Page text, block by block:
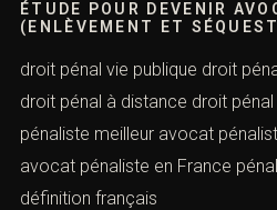
de stupéfiants étude pour être
cabinet pénaliste droit pénal
pénal victime être avocat
ÉTUDE POUR DEVENIR
(ENLÈVEMENT ET